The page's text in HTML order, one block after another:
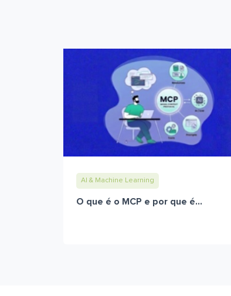
AI & Machine Learning
O que é o MCP e por que é...